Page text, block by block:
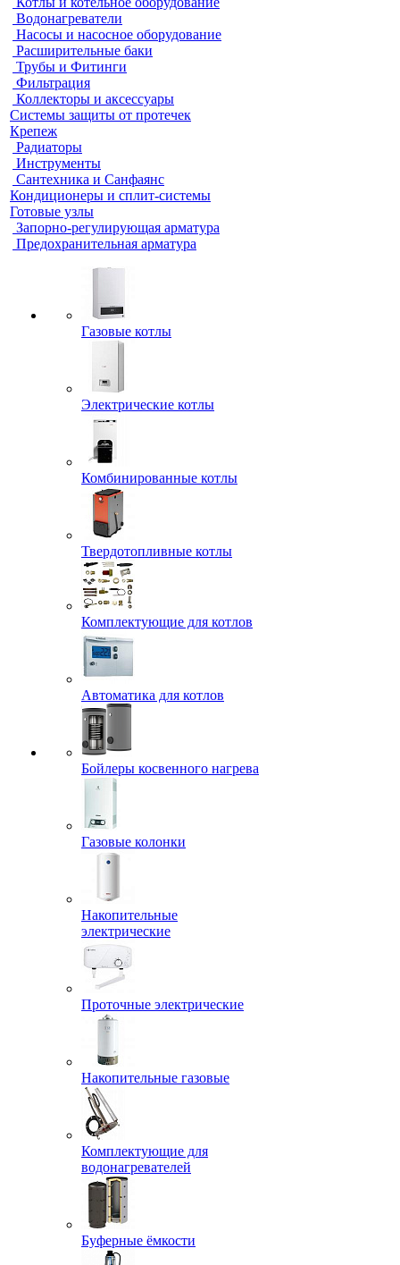
Водонагреватели
Насосы и насосное оборудование
Расширительные баки
Трубы и Фитинги
Фильтрация
Коллекторы и аксессуары
Системы защиты от протечек
Крепеж
Радиаторы
Инструменты
Сантехника и Санфаянс
Кондиционеры и сплит-системы
Готовые узлы
Запорно-регулирующая арматура
Предохранительная арматура
Газовые котлы
Электрические котлы
Комбинированные котлы
Твердотопливные котлы
Комплектующие для котлов
Автоматика для котлов
Бойлеры косвенного нагрева
Газовые колонки
Накопительные
электрические
Проточные электрические
Накопительные газовые
Комплектующие для
водонагревателей
Буферные ёмкости